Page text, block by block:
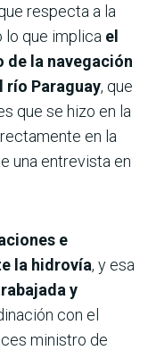
respecta a la
lo que implica el
la navegación
río Paraguay, que
que se hizo en la
en la
una entrevista en
e
la hidrovía, y esa
y
con el
ministro de